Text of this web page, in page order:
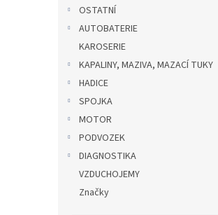
OSTATNÍ
AUTOBATERIE
KAROSERIE
KAPALINY, MAZIVA, MAZACÍ TUKY
HADICE
SPOJKA
MOTOR
PODVOZEK
DIAGNOSTIKA
VZDUCHOJEMY
Značky